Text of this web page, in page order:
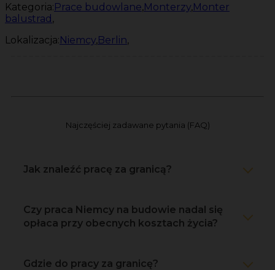
Kategoria:Prace budowlane,Monterzy,Monter
balustrad ,
Lokalizacja:Niemcy,Berlin,
Najczęściej zadawane pytania (FAQ)
Jak znaleźć pracę za granicą?
Czy praca Niemcy na budowie nadal się
opłaca przy obecnych kosztach życia?
Gdzie do pracy za granicę?